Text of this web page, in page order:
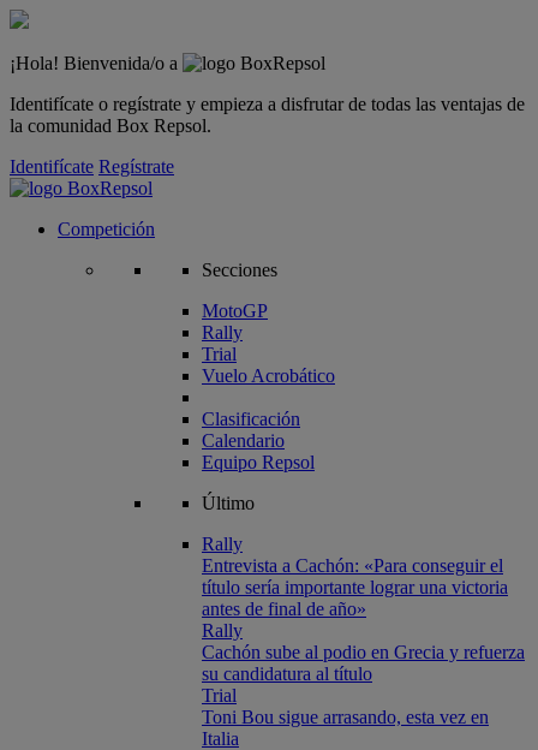
¡Hola! Bienvenida/o a
Identifícate o regístrate y empieza a disfrutar de todas las ventajas de
la comunidad Box Repsol.
Identifícate Regístrate
Competición
Secciones
MotoGP
Rally
Trial
Vuelo Acrobático
Clasificación
Calendario
Equipo Repsol
Último
Rally
Entrevista a Cachón: «Para conseguir el
título sería importante lograr una victoria
antes de final de año»
Rally
Cachón sube al podio en Grecia y refuerza
su candidatura al título
Trial
Toni Bou sigue arrasando, esta vez en
Italia